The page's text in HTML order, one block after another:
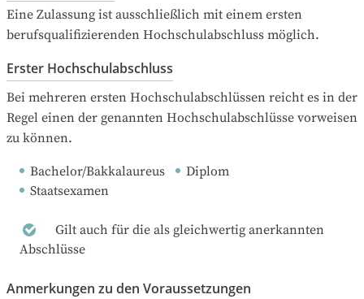
Eine Zulassung ist ausschließlich mit einem ersten
berufsqualifizierenden Hochschulabschluss möglich.
Erster Hochschulabschluss
Bei mehreren ersten Hochschulabschlüssen reicht es in der
Regel einen der genannten Hochschulabschlüsse vorweisen
zu können.
Bachelor/Bakkalaureus
Diplom
Staatsexamen
Gilt auch für die als gleichwertig anerkannten
Abschlüsse
Anmerkungen zu den Voraussetzungen